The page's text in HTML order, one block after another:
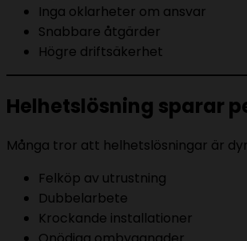
Inga oklarheter om ansvar
Snabbare åtgärder
Högre driftsäkerhet
Helhetslösning sparar
Många tror att helhetslösningar är
Felköp av utrustning
Dubbelarbete
Krockande installationer